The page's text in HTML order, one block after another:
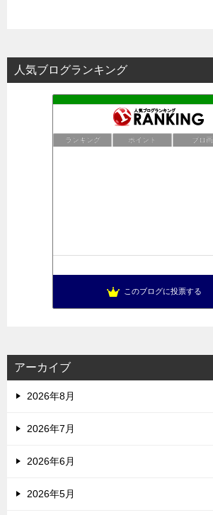
人気ブログランキング
ランキング ポイント ブロ画
このブログに投票する
アーカイブ
2026年8月
2026年7月
2026年6月
2026年5月